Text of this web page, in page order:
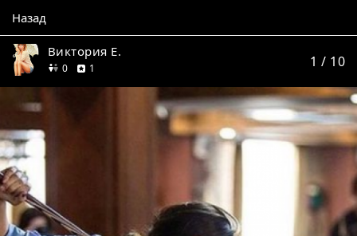
Назад
Виктория Е.
0друзей
1 1 / 10